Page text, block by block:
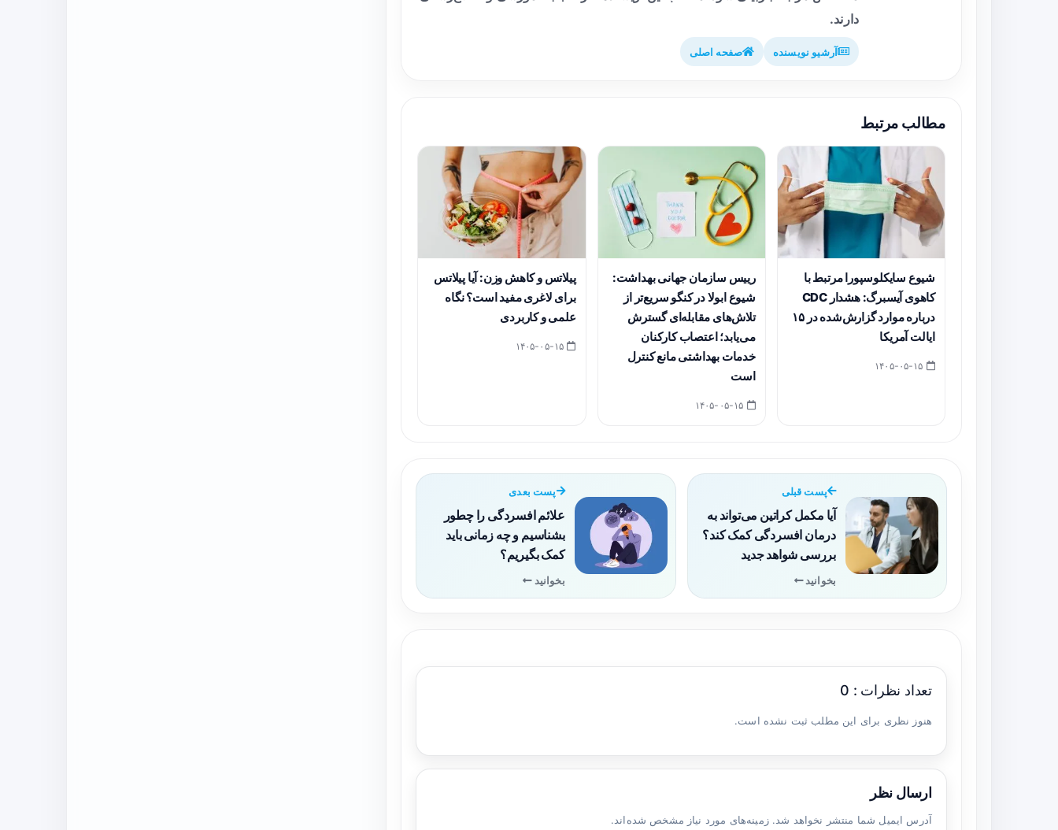
دارند.
آرشیو نویسنده صفحه اصلی
مطالب مرتبط
شیوع سایکلوسپورا مرتبط با
کاهوی آیسبرگ: هشدار CDC
درباره موارد گزارش‌شده در ۱۵
ایالت آمریکا
رییس سازمان جهانی بهداشت:
شیوع ابولا در کنگو سریع‌تر از
تلاش‌های مقابله‌ای گسترش
می‌یابد؛ اعتصاب کارکنان
خدمات بهداشتی مانع کنترل
است
پیلاتس و کاهش وزن: آیا پیلاتس
برای لاغری مفید است؟ نگاه
علمی و کاربردی
۱۴۰۵-۰۵-۱۵
پست قبلی
آیا مکمل کراتین می‌تواند به
درمان افسردگی کمک کند؟
بررسی شواهد جدید
بخوانید
پست بعدی
علائم افسردگی را چطور
بشناسیم و چه زمانی باید
کمک بگیریم؟
بخوانید
تعداد نظرات : 0
هنوز نظری برای این مطلب ثبت نشده است.
ارسال نظر
آدرس ایمیل شما منتشر نخواهد شد. زمینه‌های مورد نیاز مشخص شده‌اند.